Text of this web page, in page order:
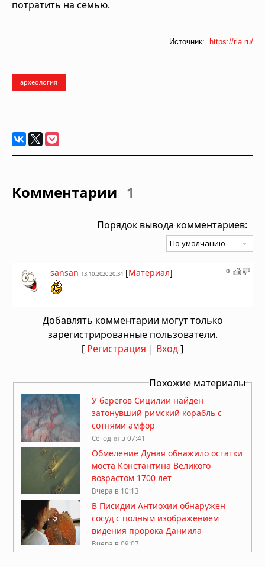
потратить на семью.
Источник: https://ria.ru/
археология
Комментарии 1
Порядок вывода комментариев:
0
sansan 13.10.2020 20:34 [Материал]
Добавлять комментарии могут только
зарегистрированные пользователи.
[ Регистрация | Вход]
Похожие материалы
У берегов Сицилии найден
затонувший римский корабль с
сотнями амфор
Сегодня в 07:41
Обмеление Дуная обнажило остатки
моста Константина Великого
возрастом 1700 лет
Вчера в 10:13
В Писидии Антиохии обнаружен
сосуд с полным изображением
видения пророка Даниила
Вчера в 09:07